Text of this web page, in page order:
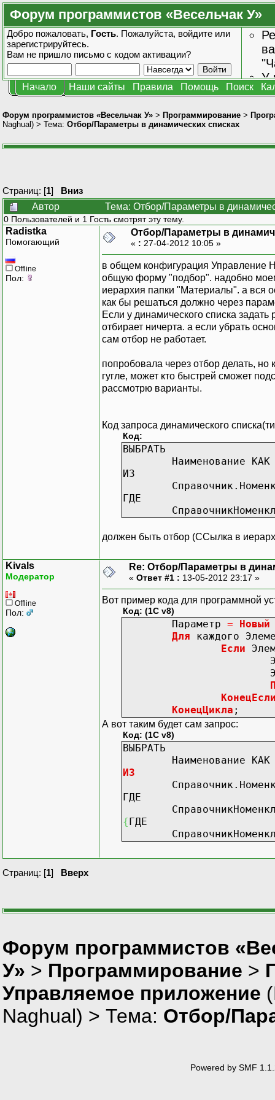
Форум программистов «Весельчак У»
Добро пожаловать, Гость. Пожалуйста, войдите или
зарегистрируйтесь.
Вам не пришло письмо с кодом активации?
У
Начало Наши сайты Правила Помощь Поиск
Форум программистов «Весельчак У» > Программирование >
Naghual) > Тема: Отбор/Параметры в динамических списках
Страниц: [1] Вниз
Автор
Тема: Отбор/Параметры в
0 Пользователей и 1 Гость смотрят эту тему.
Radistka
Помогающий
Offline
Пол:
Отбор/Параметры в
« : 27-04-2012 10:05 »
в общем конфигурация Управление
общую форму "подбор". надобно
иерархия папки "Материалы". а вся
как бы решаться должно через
Если у динамического списка
отбирает ничерта. а если убрать
сам отбор не работает.
попробовала через отбор делать,
гугле, может кто быстрей сможет
рассмотрю варианты.
Код запроса динамического
Код:
ВЫБРАТЬ
Наименование КАК
ИЗ
ГДЕ
должен быть отбор (ССылка в
Kivals
Модератор
Offline
Пол:
Re: Отбор/Параметры в
« Ответ #1 : 13-05-2012 23:17 »
Вот пример кода для программной
Код: (1C v8)
Параметр = Новый
Для каждого
Если
КонецЦикла ;
А вот таким будет сам запрос:
Код: (1C v8)
ВЫБРАТЬ
Наименование КАК
ИЗ
ГДЕ
{ГДЕ
Страниц: [1] Вверх
Форум программистов
У» > Программирование >
Управляемое приложение
Naghual) > Тема: Отбор/
Powered by SMF